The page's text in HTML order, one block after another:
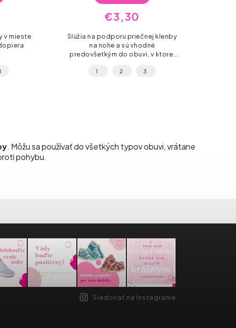
v mieste
€3,30
Slúžia na podporu priečnej klenby
na nohe a sú vhodné
predovšetkým do obuvi, v ktorej
ortopedickú vložku, vátane úzkych
1 2 3
. Môžu sa používať do všetkých typov obuvi, vrátane
pohybu.
Sledovať na Instagrame